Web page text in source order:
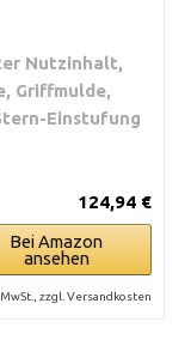
Nutzinhalt,
Griffmulde,
Einstufung
124,94 €
Bei Amazon
ansehen
zzgl. Versandkosten